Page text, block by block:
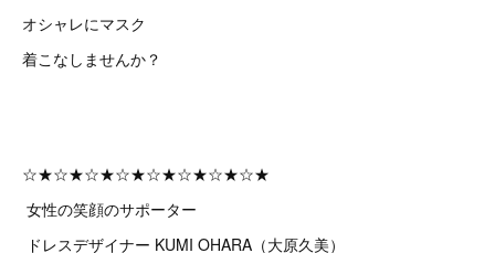
オシャレにマスク
着こなしませんか？
☆★☆★☆★☆★☆★☆★☆★☆★
女性の笑顔のサポーター
ドレスデザイナー KUMI OHARA（大原久美）